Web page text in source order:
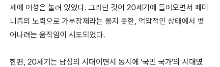
제에 여성은 눌려 있었다. 그러던 것이 20세기에 들어오면서 페미
니즘의 노력으로 가부장제라는 옳지 못한, 억압적인 상태에서 벗
어나려는 움직임이 시도되었다.
한편, 20세기는 남성의 시대이면서 동시에 '국민 국가'의 시대였